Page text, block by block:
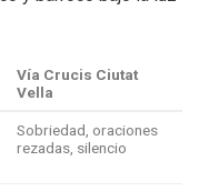
Vía Crucis Ciutat
Vella
Sobriedad, oraciones
rezadas, silencio